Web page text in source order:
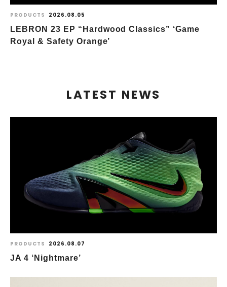
PRODUCTS 2026.08.05
LEBRON 23 EP “Hardwood Classics” ‘Game
Royal & Safety Orange’
LATEST NEWS
PRODUCTS 2026.08.07
JA 4 ‘Nightmare’